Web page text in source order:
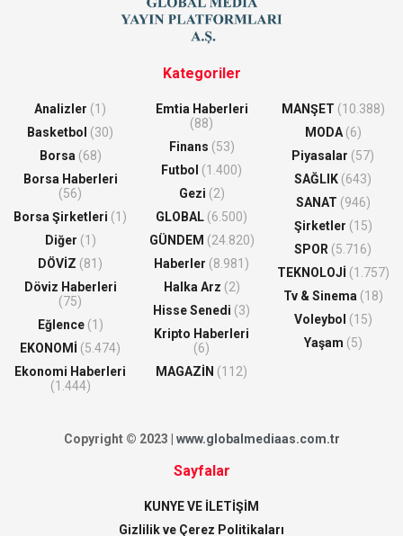
Kategoriler
Analizler (1)
Basketbol (30)
Borsa(68)
Borsa Haberleri
(56)
Borsa Şirketleri (1)
Diğer (1)
DÖVİZ (81)
Döviz Haberleri
(75)
Eğlence(1)
EKONOMİ (5.474)
Ekonomi Haberleri
(1.444)
Emtia Haberleri
(88)
Finans (53)
Futbol (1.400)
Gezi (2)
GLOBAL (6.500)
GÜNDEM (24.820)
Haberler (8.981)
Halka Arz (2)
Hisse Senedi (3)
Kripto Haberleri
(6)
MAGAZİN (112)
MANŞET (10.388)
MODA(6)
Piyasalar (57)
SAĞLIK (643)
SANAT (946)
Şirketler (15)
SPOR (5.716)
TEKNOLOJİ (1.757)
Tv & Sinema(18)
Voleybol (15)
Yaşam (5)
Copyright © 2023 | www.globalmediaas.com.tr
Sayfalar
KUNYE VE İLETİŞİM
Gizlilik ve Çerez Politikaları